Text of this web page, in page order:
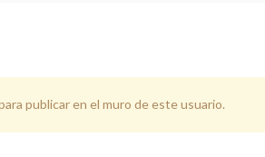
publicar en el muro de este usuario.